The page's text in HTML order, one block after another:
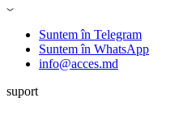
Suntem în Telegram
Suntem în WhatsApp
info@acces.md
suport